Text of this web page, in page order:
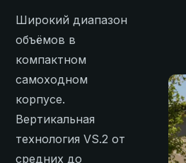
Широкий диапазон
объёмов в
компактном
самоходном
корпусе.
Вертикальная
технология VS.2 от
средних до